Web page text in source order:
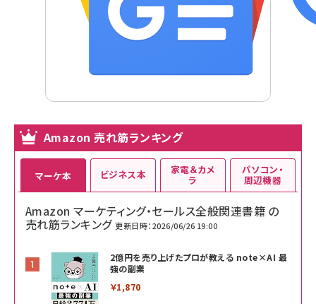
Amazon 売れ筋ランキング
マーケ本
Amazon マーケティング・セールス全般関連書籍 の
売れ筋ランキング 更新日時：2026/06/26 19:00
2億円を売り上げたプロが教える note×AI 最
強の副業
￥1,870
ビジネス本 家電＆カメ
ラ
パソコン・
周辺機器